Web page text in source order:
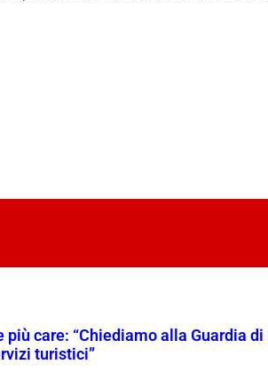
più care: “Chiediamo alla Guardia
turistici”